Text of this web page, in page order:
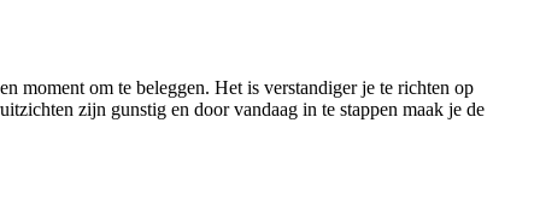
moment om te beleggen. Het is verstandiger je te richten op
zijn gunstig en door vandaag in te stappen maak je de